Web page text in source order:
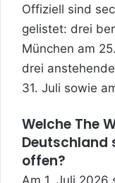
Offiziell sind
gelistet: drei
München am
drei
31. Juli sowie
Welche The
Deutschland
offen?
Am 1. Juli 2026